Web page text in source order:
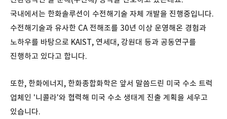
국내에서는 한화솔루션이 수전해기술 자체 개발을 진행중입니다.
수전해기술과 유사한 CA 전해조를 30년 이상 운영해온 경험과
노하우를 바탕으로 KAIST, 연세대, 강원대 등과 공동연구를
진행하고 있다고 합니다.
또한, 한화에너지, 한화종합화학은 앞서 말씀드린 미국 수소 트럭
업체인 '니콜라'와 협력해 미국 수소 생태계 진출 계획을 세우고
있습니다.